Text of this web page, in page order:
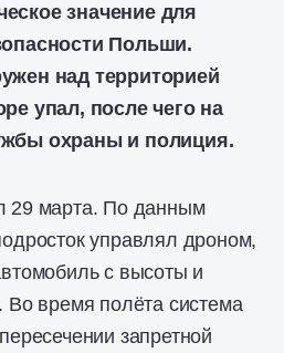
значение для
Польши.
над территорией
упал, после чего на
охраны и полиция.
29 марта. По данным
управлял дроном,
с высоты и
Во время полёта система
запретной